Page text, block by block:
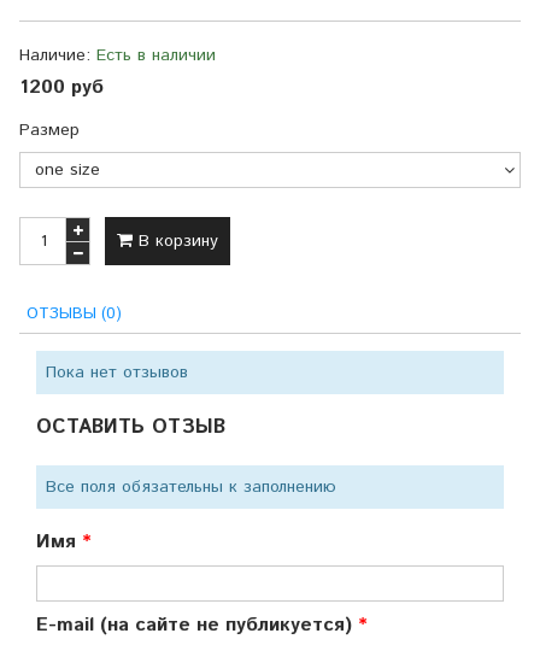
Наличие: Есть в наличии
1200 руб
Размер
В корзину
ОТЗЫВЫ (0)
Пока нет отзывов
ОСТАВИТЬ ОТЗЫВ
Все поля обязательны к заполнению
Имя
E-mail (на сайте не публикуется)